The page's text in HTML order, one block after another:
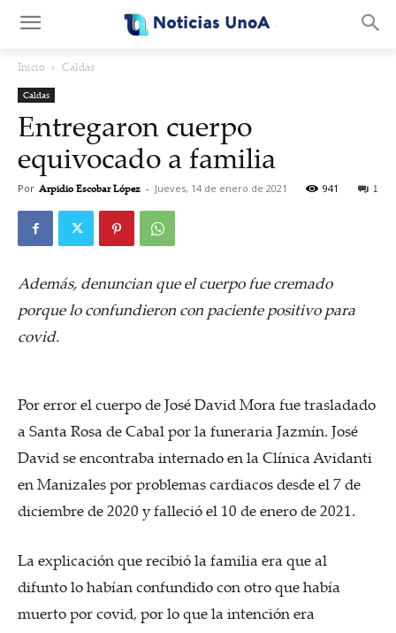
Inicio Caldas
Caldas
Entregaron cuerpo
equivocado a familia
Por Arpidio Escobar López - Jueves, 14 de enero de 2021 1
941
Además, denuncian que el cuerpo fue cremado
porque lo confundieron con paciente positivo para
covid.
Por error el cuerpo de José David Mora fue trasladado
a Santa Rosa de Cabal por la funeraria Jazmín. José
David se encontraba internado en la Clínica Avidanti
en Manizales por problemas cardiacos desde el 7 de
diciembre de 2020 y falleció el 10 de enero de 2021.
La explicación que recibió la familia era que al
difunto lo habían confundido con otro que había
muerto por covid, por lo que la intención era